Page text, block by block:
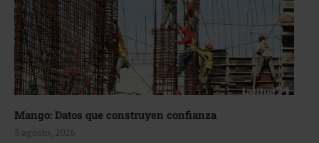
Mango: Datos que construyen confianza
3 agosto, 2026